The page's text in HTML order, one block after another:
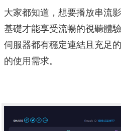
大家都知道，想要播放串流
基礎才能享受流暢的視聽體
伺服器都有穩定連結且充足
的使用需求。